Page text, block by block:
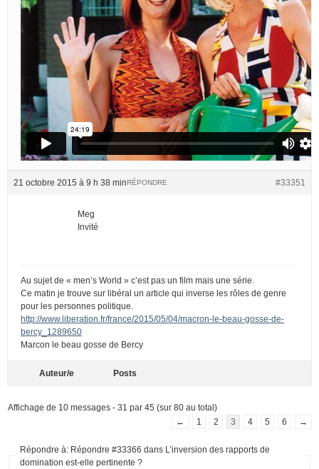
21 octobre 2015 à 9 h 38 min #33351
RÉPONDRE
Meg
Invité
Au sujet de « men’s World » c’est pas un film mais une série.
Ce matin je trouve sur libéral un article qui inverse les rôles de genre
pour les personnes politique.
http://www.liberation.fr/france/2015/05/04/macron-le-beau-gosse-de-
bercy_1289650
Marcon le beau gosse de Bercy
Auteur/e Posts
Affichage de 10 messages - 31 par 45 (sur 80 au total)
←
1 2 3 4 5 6 →
Répondre à: Répondre #33366 dans L’inversion des rapports de
domination est-elle pertinente ?